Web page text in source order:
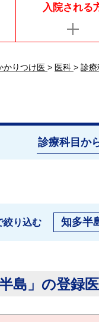
入院される
かりつけ医 > 医科 > 診療
診療科目か
絞り込む 知多半
島」の登録